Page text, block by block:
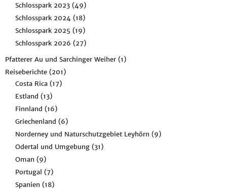
Schlosspark 2023 (49)
Schlosspark 2024 (18)
Schlosspark 2025 (19)
Schlosspark 2026 (27)
Pfatterer Au und Sarchinger Weiher (1)
Reiseberichte (201)
Costa Rica (17)
Estland (13)
Finnland (16)
Griechenland (6)
Norderney und Naturschutzgebiet Leyhörn (9)
Odertal und Umgebung (31)
Oman (9)
Portugal (7)
Spanien (18)